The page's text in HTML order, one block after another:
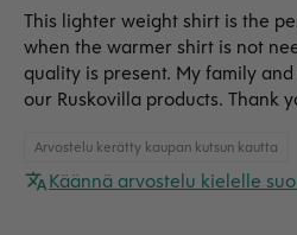
This lighter weight shirt is the
when the warmer shirt is not
quality is present. My family
our Ruskovilla products. Thank
Arvostelu kerätty kaupan kutsun kautta
Käännä arvostelu kielelle